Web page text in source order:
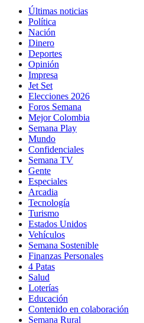
Últimas noticias
Política
Nación
Dinero
Deportes
Opinión
Impresa
Jet Set
Elecciones 2026
Foros Semana
Mejor Colombia
Semana Play
Mundo
Confidenciales
Semana TV
Gente
Especiales
Arcadia
Tecnología
Turismo
Estados Unidos
Vehículos
Semana Sostenible
Finanzas Personales
4 Patas
Salud
Loterías
Educación
Contenido en colaboración
Semana Rural